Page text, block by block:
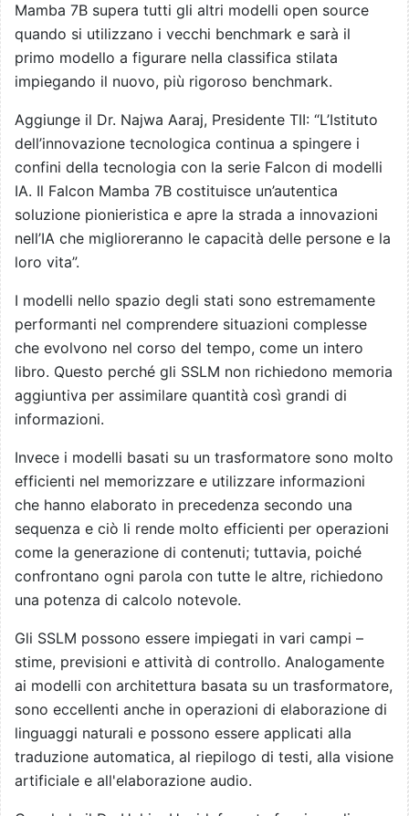
Mamba 7B supera tutti gli altri modelli open source
quando si utilizzano i vecchi benchmark e sarà il
primo modello a figurare nella classifica stilata
impiegando il nuovo, più rigoroso benchmark.
Aggiunge il Dr. Najwa Aaraj, Presidente TII: “L’Istituto
dell’innovazione tecnologica continua a spingere i
confini della tecnologia con la serie Falcon di modelli
IA. Il Falcon Mamba 7B costituisce un’autentica
soluzione pionieristica e apre la strada a innovazioni
nell’IA che miglioreranno le capacità delle persone e la
loro vita”.
I modelli nello spazio degli stati sono estremamente
performanti nel comprendere situazioni complesse
che evolvono nel corso del tempo, come un intero
libro. Questo perché gli SSLM non richiedono memoria
aggiuntiva per assimilare quantità così grandi di
informazioni.
Invece i modelli basati su un trasformatore sono molto
efficienti nel memorizzare e utilizzare informazioni
che hanno elaborato in precedenza secondo una
sequenza e ciò li rende molto efficienti per operazioni
come la generazione di contenuti; tuttavia, poiché
confrontano ogni parola con tutte le altre, richiedono
una potenza di calcolo notevole.
Gli SSLM possono essere impiegati in vari campi –
stime, previsioni e attività di controllo. Analogamente
ai modelli con architettura basata su un trasformatore,
sono eccellenti anche in operazioni di elaborazione di
linguaggi naturali e possono essere applicati alla
traduzione automatica, al riepilogo di testi, alla visione
artificiale e all'elaborazione audio.